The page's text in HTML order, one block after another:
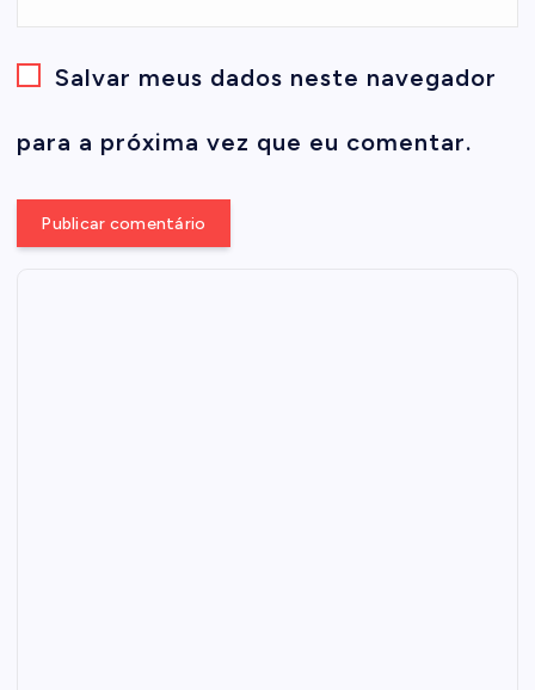
Salvar meus dados neste navegador
para a próxima vez que eu comentar.